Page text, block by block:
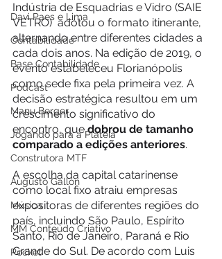
Davi Paes e Lima
Contabilidade
Base Contabilidade
Podcast
Manu Berger
Jogando para a Plateia
Construtora MTF
Augusto Gallon
Música
MM Conteúdo Criativo
Pocket
Indústria de Esquadrias e Vidro (SAIE
VETRO)  adotou o formato itinerante,
alternando entre diferentes cidades a
cada dois anos. Na edição de 2019, o
evento estabeleceu Florianópolis
como sede fixa pela primeira vez. A
decisão estratégica resultou em um
crescimento significativo do
encontro, que dobrou de tamanho
comparado a edições anteriores.
A escolha da capital catarinense
como local fixo atraiu empresas
expositoras de diferentes regiões do
país, incluindo São Paulo, Espírito
Santo, Rio de Janeiro, Paraná e Rio
Grande do Sul. De acordo com Luis